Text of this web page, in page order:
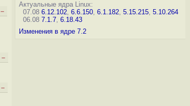
–
–
–
Актуальные ядра Linux:
07.08 6.12.102, 6.6.150, 6.1.182, 5.15.215, 5.10.264
06.08 7.1.7, 6.18.43
Изменения в ядре 7.2